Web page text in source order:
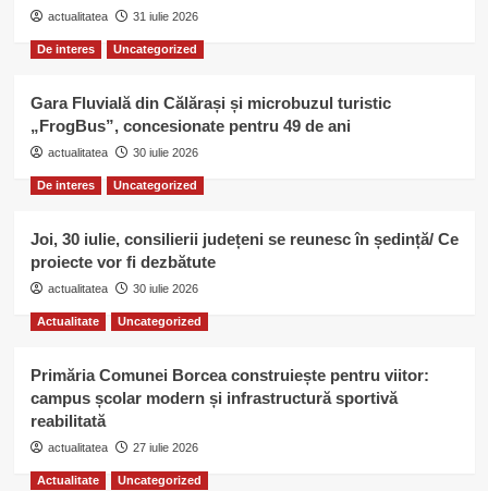
actualitatea 31 iulie 2026
De interes Uncategorized
Gara Fluvială din Călărași și microbuzul turistic
„FrogBus”, concesionate pentru 49 de ani
actualitatea 30 iulie 2026
De interes Uncategorized
Joi, 30 iulie, consilierii județeni se reunesc în ședință/ Ce
proiecte vor fi dezbătute
actualitatea 30 iulie 2026
Actualitate Uncategorized
Primăria Comunei Borcea construiește pentru viitor:
campus școlar modern și infrastructură sportivă
reabilitată
actualitatea 27 iulie 2026
Actualitate Uncategorized